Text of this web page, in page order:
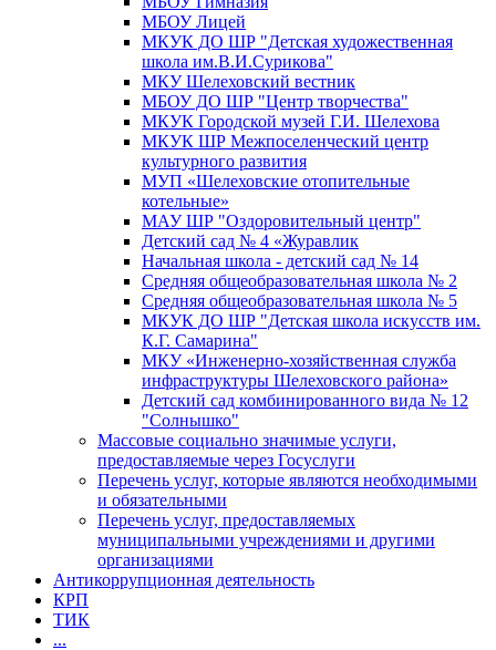
МБОУ Лицей
МКУК ДО ШР "Детская художественная
школа им.В.И.Сурикова"
МКУ Шелеховский вестник
МБОУ ДО ШР "Центр творчества"
МКУК Городской музей Г.И. Шелехова
МКУК ШР Межпоселенческий центр
культурного развития
МУП «Шелеховские отопительные
котельные»
МАУ ШР "Оздоровительный центр"
Детский сад № 4 «Журавлик
Начальная школа - детский сад № 14
Средняя общеобразовательная школа № 2
Средняя общеобразовательная школа № 5
МКУК ДО ШР "Детская школа искусств им.
К.Г. Самарина"
МКУ «Инженерно-хозяйственная служба
инфраструктуры Шелеховского района»
Детский сад комбинированного вида № 12
"Солнышко"
Массовые социально значимые услуги,
предоставляемые через Госуслуги
Перечень услуг, которые являются необходимыми
и обязательными
Перечень услуг, предоставляемых
муниципальными учреждениями и другими
организациями
Антикоррупционная деятельность
КРП
ТИК
...